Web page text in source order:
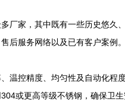
多厂家，其中既有一些历史悠
后服务网络以及已有客户案例。
温控精度、均匀性及自动化程度
或更高等级不锈钢，确保卫生